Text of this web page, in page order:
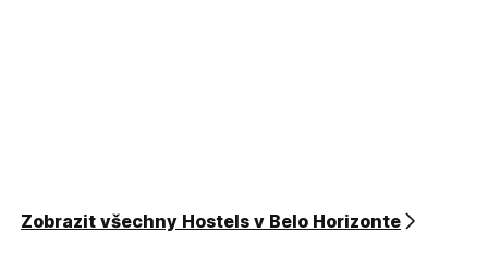
Zobrazit všechny Hostels v Belo Horizonte